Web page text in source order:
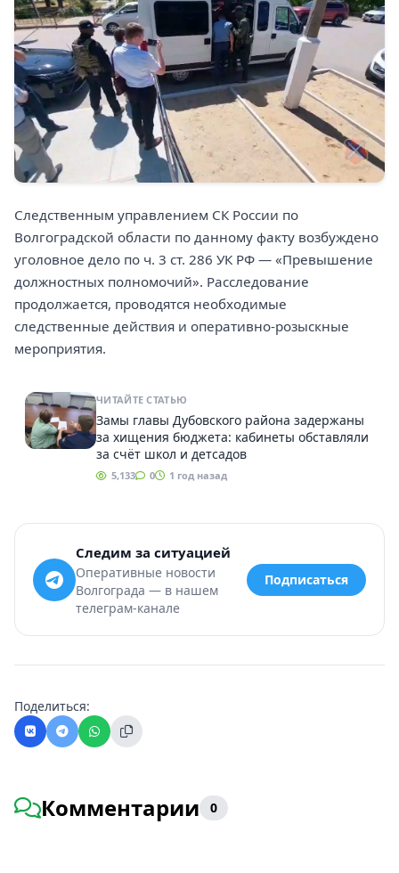
Следственным управлением СК России по
Волгоградской области по данному факту возбуждено
уголовное дело по ч. 3 ст. 286 УК РФ — «Превышение
должностных полномочий». Расследование
продолжается, проводятся необходимые
следственные действия и оперативно-розыскные
мероприятия.
ЧИТАЙТЕ СТАТЬЮ
Замы главы Дубовского района задержаны
за хищения бюджета: кабинеты обставляли
за счёт школ и детсадов
5,133 0 1 год назад
Следим за ситуацией
Оперативные новости
Волгограда — в нашем
телеграм-канале
Подписаться
Поделиться:
Комментарии 0